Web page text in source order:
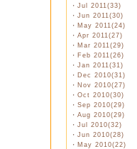
・ Jul 2011(33)
・ Jun 2011(30)
・ May 2011(24)
・ Apr 2011(27)
・ Mar 2011(29)
・ Feb 2011(26)
・ Jan 2011(31)
・ Dec 2010(31)
・ Nov 2010(27)
・ Oct 2010(30)
・ Sep 2010(29)
・ Aug 2010(29)
・ Jul 2010(32)
・ Jun 2010(28)
・ May 2010(22)